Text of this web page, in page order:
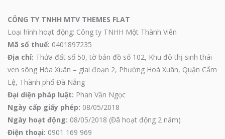
CÔNG TY TNHH MTV THEMES FLAT
Loại hình hoạt động: Công ty TNHH Một Thành Viên
Mã số thuế: 0401897235
Địa chỉ: Thửa đất số 50, tờ bản đồ số 102, Khu đô thị sinh thái
ven sông Hòa Xuân – giai đoạn 2, Phường Hoà Xuân, Quận Cẩm
Lệ, Thành phố Đà Nẵng
Đại diện pháp luật: Phan Văn Ngọc
Ngày cấp giấy phép: 08/05/2018
Ngày hoạt động: 08/05/2018 (Đã hoạt động 2 năm)
Điện thoại: 0901 169 969